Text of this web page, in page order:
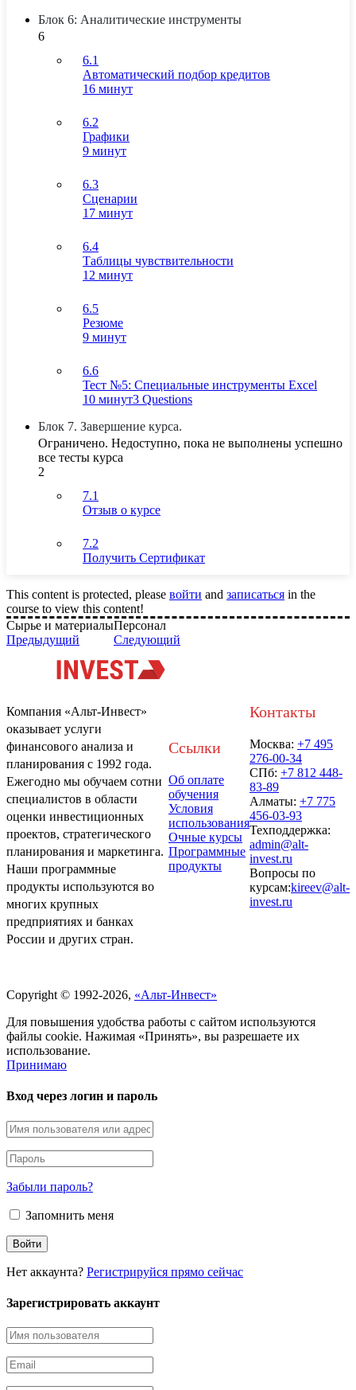
Блок 6: Аналитические инструменты
6
6.1
Автоматический подбор кредитов
16 минут
6.2
Графики
9 минут
6.3
Сценарии
17 минут
6.4
Таблицы чувствительности
12 минут
6.5
Резюме
9 минут
6.6
Тест №5: Специальные инструменты Excel
10 минут3 Questions
Блок 7. Завершение курса.
Ограничено. Недоступно, пока не выполнены успешно
все тесты курса
2
7.1
Отзыв о курсе
7.2
Получить Сертификат
This content is protected, please войти and записаться in the
course to view this content!
Сырье и материалы
Предыдущий
Персонал
Следующий
Компания «Альт-Инвест»
оказывает услуги
финансового анализа и
планирования с 1992 года.
Ежегодно мы обучаем сотни
специалистов в области
оценки инвестиционных
проектов, стратегического
планирования и маркетинга.
Наши программные
продукты используются во
многих крупных
предприятиях и банках
России и других стран.
Ссылки
Об оплате
обучения
Условия
использования
Очные курсы
Программные
продукты
Контакты
Москва: +7 495
276-00-34
СПб: +7 812 448-
83-89
Алматы: +7 775
456-03-93
Техподдержка:
admin@alt-
invest.ru
Вопросы по
курсам:kireev@alt-
invest.ru
Copyright © 1992-2026, «Альт-Инвест»
Для повышения удобства работы с сайтом используются
файлы cookie. Нажимая «Принять», вы разрешаете их
использование.
Принимаю
Вход через логин и пароль
Забыли пароль?
Запомнить меня
Нет аккаунта? Регистрируйся прямо сейчас
Зарегистрировать аккаунт